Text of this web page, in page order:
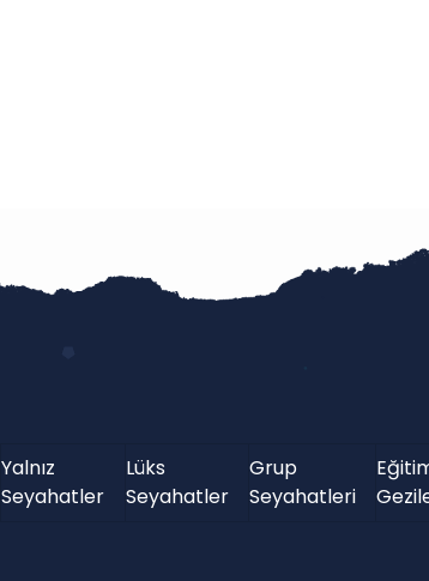
Yalnız
Seyahatler
Lüks
Seyahatler
Grup
Seyahatleri